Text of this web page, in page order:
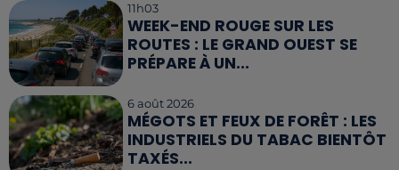
11h03
WEEK-END ROUGE SUR LES
ROUTES : LE GRAND OUEST SE
PRÉPARE À UN...
6 août 2026
MÉGOTS ET FEUX DE FORÊT : LES
INDUSTRIELS DU TABAC BIENTÔT
TAXÉS...